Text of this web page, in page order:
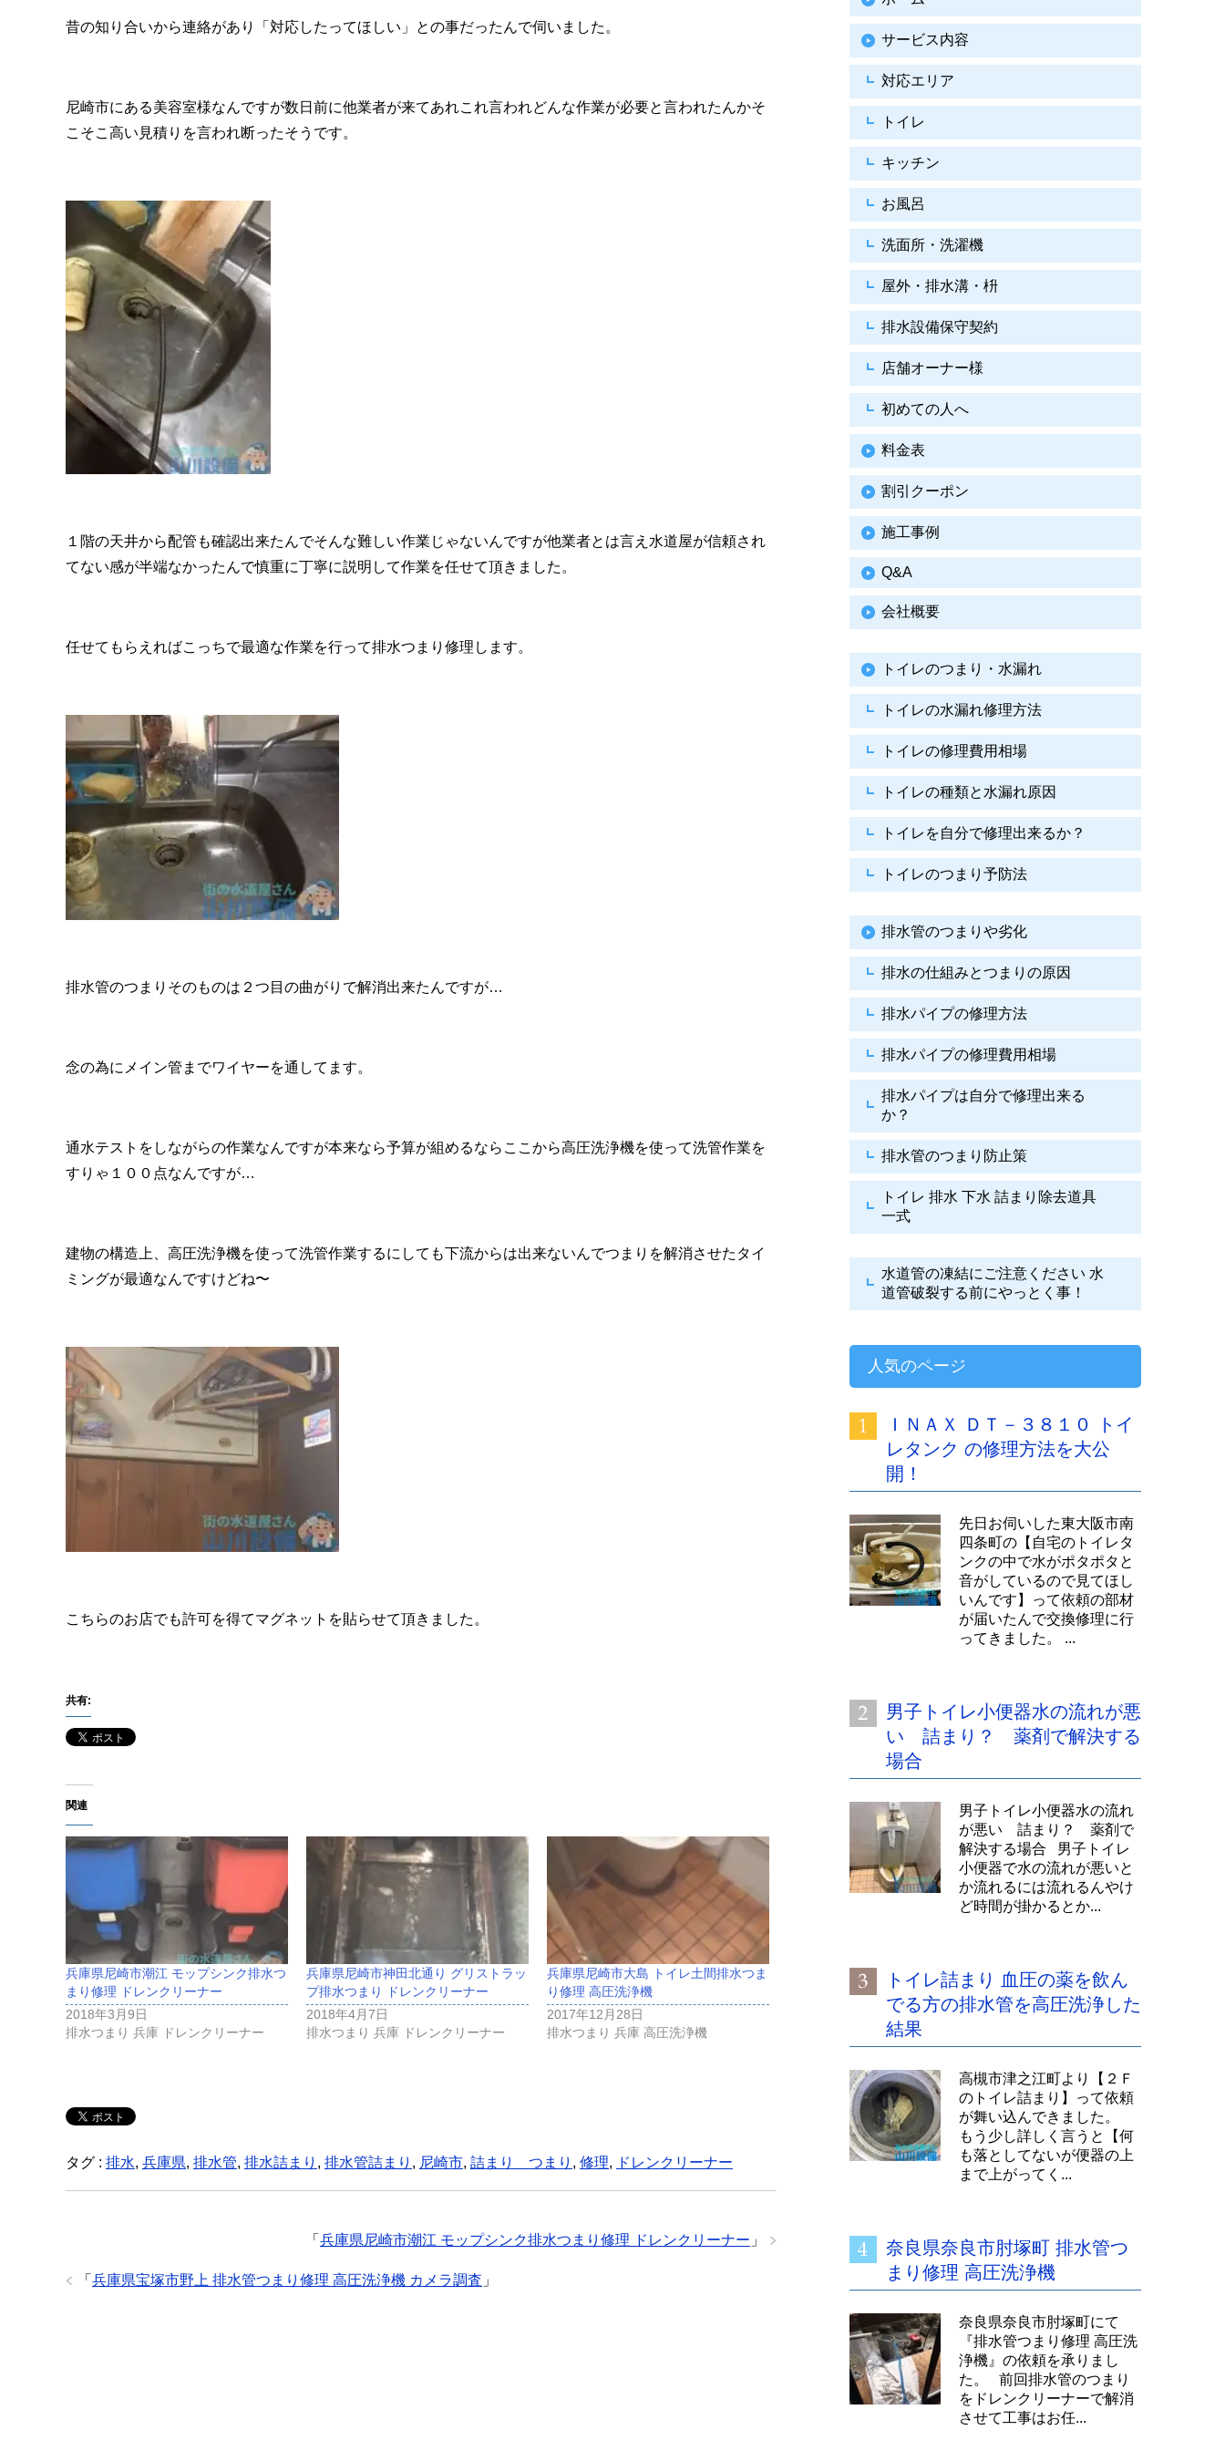
昔の知り合いから連絡があり「対応したってほしい」との事だったんで伺いました。
尼崎市にある美容室様なんですが数日前に他業者が来てあれこれ言われどんな作業が必要と言われたんかそ
こそこ高い見積りを言われ断ったそうです。
１階の天井から配管も確認出来たんでそんな難しい作業じゃないんですが他業者とは言え水道屋が信頼され
てない感が半端なかったんで慎重に丁寧に説明して作業を任せて頂きました。
任せてもらえればこっちで最適な作業を行って排水つまり修理します。
排水管のつまりそのものは２つ目の曲がりで解消出来たんですが…
念の為にメイン管までワイヤーを通してます。
通水テストをしながらの作業なんですが本来なら予算が組めるならここから高圧洗浄機を使って洗管作業を
すりゃ１００点なんですが…
建物の構造上、高圧洗浄機を使って洗管作業するにしても下流からは出来ないんでつまりを解消させたタイ
ミングが最適なんですけどね〜
こちらのお店でも許可を得てマグネットを貼らせて頂きました。
共有:
関連
兵庫県尼崎市潮江 モップシンク排水つ
まり修理 ドレンクリーナー
2018年3月9日
排水つまり 兵庫 ドレンクリーナー
兵庫県尼崎市神田北通り グリストラッ
プ排水つまり ドレンクリーナー
2018年4月7日
排水つまり 兵庫 ドレンクリーナー
兵庫県尼崎市大島 トイレ土間排水つま
り修理 高圧洗浄機
2017年12月28日
排水つまり 兵庫 高圧洗浄機
タグ : 排水, 兵庫県, 排水管, 排水詰まり , 排水管詰まり , 尼崎市, 詰まり つまり , 修理, ドレンクリーナー
「 兵庫県尼崎市潮江 モップシンク排水つまり修理 ドレンクリーナー 」
「 兵庫県宝塚市野上 排水管つまり修理 高圧洗浄機 カメラ調査 」
サービス内容
対応エリア
トイレ
キッチン
お風呂
洗面所・洗濯機
屋外・排水溝・枡
排水設備保守契約
店舗オーナー様
初めての人へ
料金表
割引クーポン
施工事例
Q&A
会社概要
トイレのつまり・水漏れ
トイレの水漏れ修理方法
トイレの修理費用相場
トイレの種類と水漏れ原因
トイレを自分で修理出来るか？
トイレのつまり予防法
排水管のつまりや劣化
排水の仕組みとつまりの原因
排水パイプの修理方法
排水パイプの修理費用相場
排水パイプは自分で修理出来る
か？
排水管のつまり防止策
トイレ 排水 下水 詰まり除去道具
一式
水道管の凍結にご注意ください 水
道管破裂する前にやっとく事！
人気のページ
ＩＮＡＸ ＤＴ－３８１０ トイ
レタンク の修理方法を大公
開！
先日お伺いした東大阪市南
四条町の【自宅のトイレタ
ンクの中で水がポタポタと
音がしているので見てほし
いんです】って依頼の部材
が届いたんで交換修理に行
ってきました。 ...
男子トイレ小便器水の流れが悪
い 詰まり？ 薬剤で解決する
場合
男子トイレ小便器水の流れ
が悪い 詰まり？ 薬剤で
解決する場合 男子トイレ
小便器で水の流れが悪いと
か流れるには流れるんやけ
ど時間が掛かるとか...
トイレ詰まり 血圧の薬を飲ん
でる方の排水管を高圧洗浄した
結果
高槻市津之江町より【２Ｆ
のトイレ詰まり】って依頼
が舞い込んできました。
もう少し詳しく言うと【何
も落としてないが便器の上
まで上がってく...
奈良県奈良市肘塚町 排水管つ
まり修理 高圧洗浄機
奈良県奈良市肘塚町にて
『排水管つまり修理 高圧洗
浄機』の依頼を承りまし
た。 前回排水管のつまり
をドレンクリーナーで解消
させて工事はお任...